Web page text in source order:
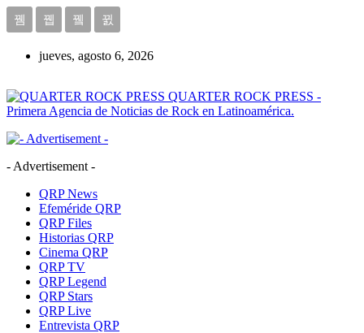
jueves, agosto 6, 2026
QUARTER ROCK PRESS -
Primera Agencia de Noticias de Rock en Latinoamérica.
- Advertisement -
QRP News
Efeméride QRP
QRP Files
Historias QRP
Cinema QRP
QRP TV
QRP Legend
QRP Stars
QRP Live
Entrevista QRP